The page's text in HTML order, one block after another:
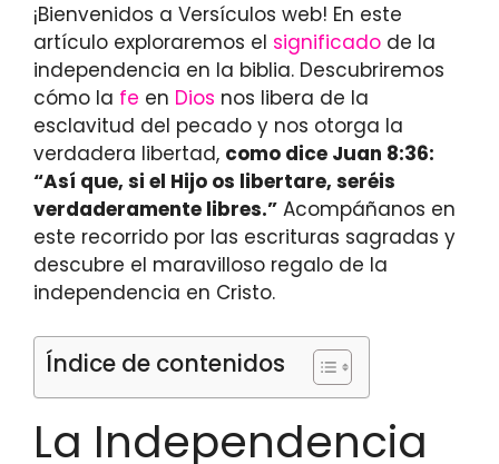
¡Bienvenidos a Versículos web! En este
artículo exploraremos el significado de la
independencia en la biblia. Descubriremos
cómo la fe en Dios nos libera de la
esclavitud del pecado y nos otorga la
verdadera libertad, como dice Juan 8:36:
“Así que, si el Hijo os libertare, seréis
verdaderamente libres.” Acompáñanos en
este recorrido por las escrituras sagradas y
descubre el maravilloso regalo de la
independencia en Cristo.
Índice de contenidos
La Independencia